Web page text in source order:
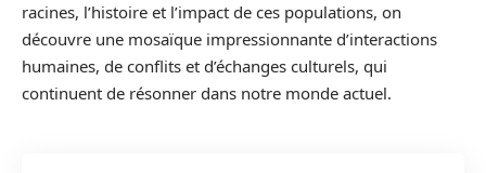
racines, l’histoire et l’impact de ces populations, on
découvre une mosaïque impressionnante d’interactions
humaines, de conflits et d’échanges culturels, qui
continuent de résonner dans notre monde actuel.